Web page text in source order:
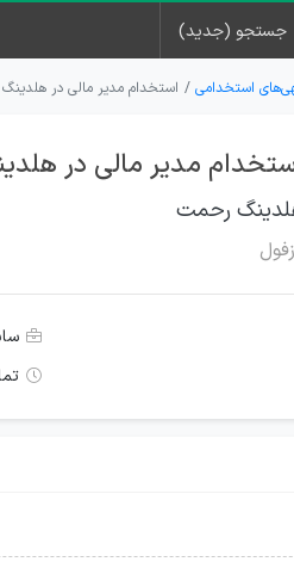
جستجو (جدید)
استخدامی استخدام مدیر مالی در
مدیر مالی در
رحمت